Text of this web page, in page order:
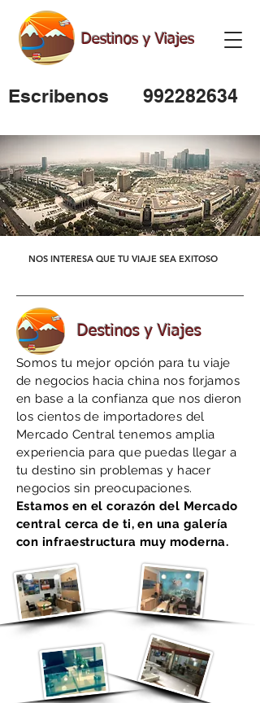
Destinos y Viajes
Escribenos 992282634
NOS INTERESA QUE TU VIAJE SEA EXITOSO
Destinos y Viajes
Somos tu mejor opción para tu viaje
de negocios hacia china nos forjamos
en base a la confianza que nos dieron
los cientos de importadores del
Mercado Central tenemos amplia
experiencia para que puedas llegar a
tu destino sin problemas y hacer
negocios sin preocupaciones.
Estamos en el corazón del Mercado
central cerca de ti, en una galería
con infraestructura muy moderna.